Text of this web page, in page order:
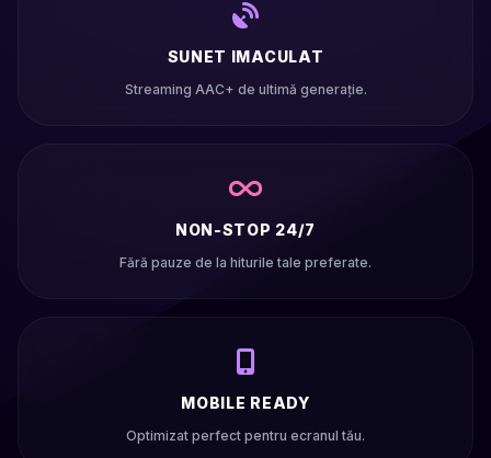
SUNET IMACULAT
Streaming AAC+ de ultimă generație.
NON-STOP 24/7
Fără pauze de la hiturile tale preferate.
MOBILE READY
Optimizat perfect pentru ecranul tău.